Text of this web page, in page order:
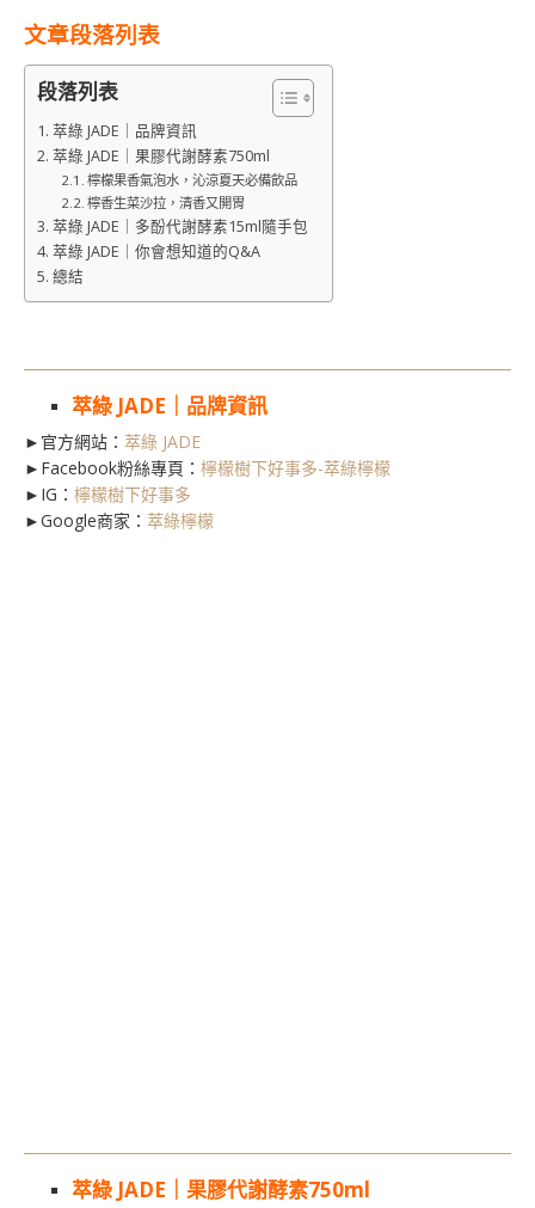
文章段落列表
段落列表
萃綠 JADE｜品牌資訊
萃綠 JADE｜果膠代謝酵素750ml
檸檬果香氣泡水，沁涼夏天必備飲品
檸香生菜沙拉，清香又開胃
萃綠 JADE｜多酚代謝酵素15ml隨手包
萃綠 JADE｜你會想知道的Q&A
總結
萃綠 JADE｜品牌資訊
►官方網站： 萃綠 JADE
►Facebook粉絲專頁： 檸檬樹下好事多-萃綠檸檬
►IG： 檸檬樹下好事多
►Google商家： 萃綠檸檬
萃綠 JADE｜果膠代謝酵素750ml